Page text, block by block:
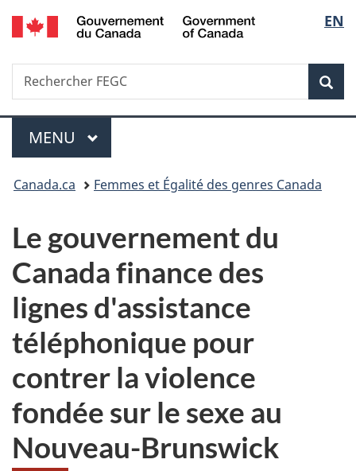
Passer
au
Passer
à
du
Passer
à
simplifiée
de
la
EN
Recherche
Rechercher
FEGC
Menu
MENU PRINCIPAL
Vous
ici :
Canada.ca Femmes et Égalité des genres Canada
Le gouvernement du
Canada finance des
lignes d'assistance
téléphonique pour
contrer la violence
fondée sur le sexe au
Nouveau-Brunswick